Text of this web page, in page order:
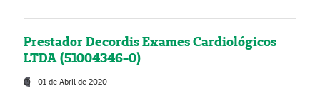
Prestador Decordis Exames Cardiológicos
LTDA (51004346-0)
01 de Abril de 2020